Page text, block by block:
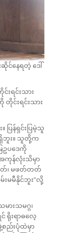
င်နေရတဲ့ ဒေါ်
းရင်းသား
တိုင်းရင်းသား
ြန်ရှင်းပြမဲ့သူ
ရှိဘူး။ သူတို့က
ဥပဒေကို
ကုန်လုံးသိမှာ
တ်၊ မဖတ်တတ်
မီနိုင်ဘူး”လို့
းသမဂ္ဂ၊
ရိုးရာဓလေ့
ည်းပုံထဲမှာ